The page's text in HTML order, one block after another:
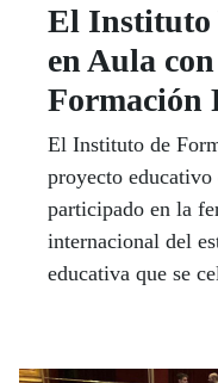
El Instituto
en Aula
Formación
El Instituto de
proyecto
participado en la
internacional del
educativa que se
Técnico en